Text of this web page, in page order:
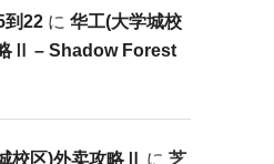
到22に 华工(大学城校
Ⅱ – Shadow Forest
校区)外卖攻略Ⅱ に 芝